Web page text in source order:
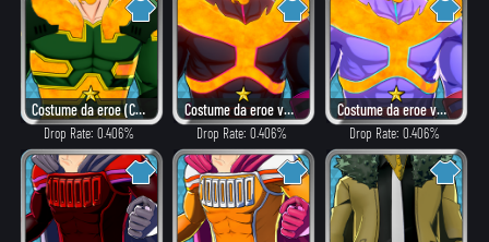
Costume da eroe (Combattimento)
Drop Rate: 0.406%
Costume da eroe versione α (Villain)
Drop Rate: 0.406%
Costume da eroe versione α (Elegante)
Drop Rate: 0.406%